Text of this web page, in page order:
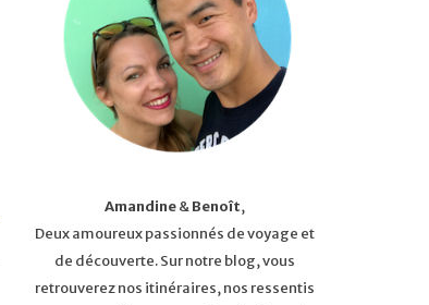
Amandine&Benoît,
Deux amoureux passionnés de voyage et
de découverte. Sur notre blog, vous
retrouverez nos itinéraires, nos ressentis